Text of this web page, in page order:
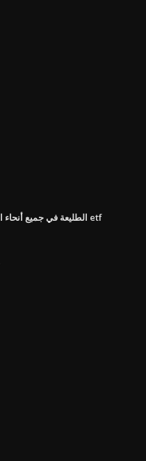
الطليعة في جميع أنحاء العالم السابقين لنا سهم مؤشر حقائق ورقة etf